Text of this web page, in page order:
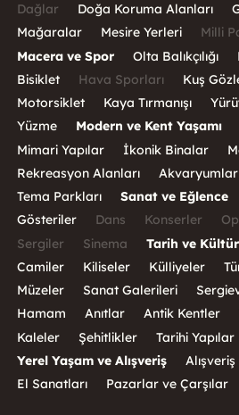
Dağlar
Doğa Koruma Alanları
Mağaralar
Mesire Yerleri Milli
Macera ve Spor
Olta Balıkçılığı
Bisiklet
Hava Sporları Kuş
Motorsiklet
Kaya Tırmanışı
Yüzme
Modern ve Kent Yaşamı
Mimari Yapılar
İkonik Binalar
Rekreasyon Alanları
Akvaryumlar
Tema Parkları
Sanat ve Eğlence
Gösteriler
Dans Konserler
Sergiler
Sinema Tarih ve Kültür
Camiler
Kiliseler Külliyeler
Müzeler
Sanat Galerileri
Hamam
Anıtlar Antik Kentler
Kaleler
Şehitlikler Tarihi Yapılar
Yerel Yaşam ve Alışveriş
El Sanatları
Pazarlar ve Çarşılar